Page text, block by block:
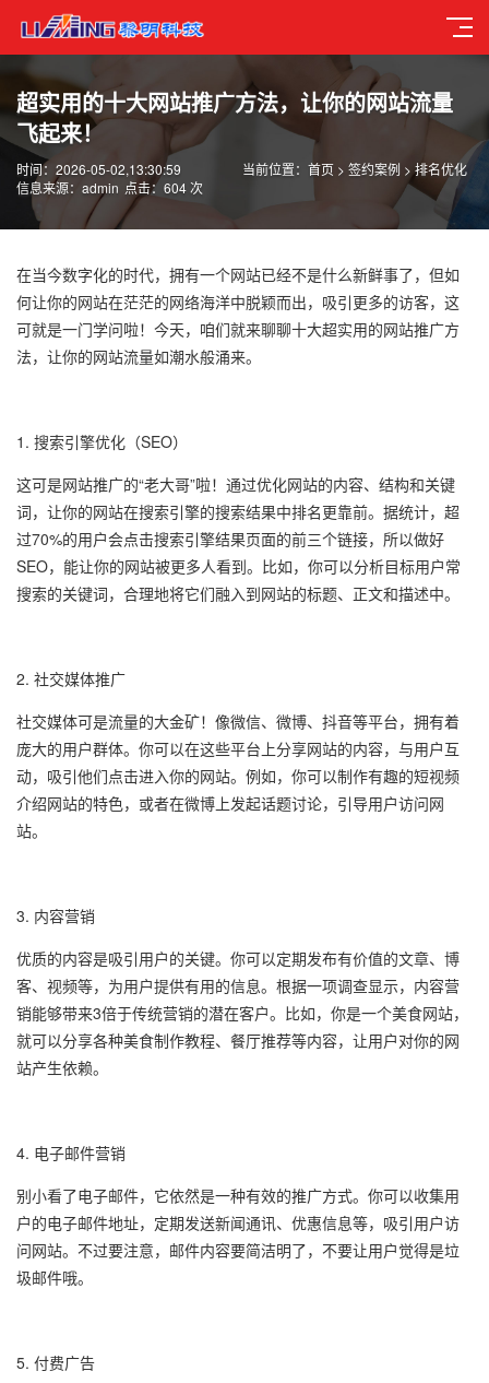
超实用的十大网站推广方法，让你的网站流量
飞起来！
当前位置： 首页 > 签约案例 > 排名优化
时间：2026-05-02,13:30:59
信息来源：admin 点击：604 次
在当今数字化的时代，拥有一个网站已经不是什么新鲜事了，但如
何让你的网站在茫茫的网络海洋中脱颖而出，吸引更多的访客，这
可就是一门学问啦！今天，咱们就来聊聊十大超实用的网站推广方
法，让你的网站流量如潮水般涌来。
1. 搜索引擎优化（SEO）
这可是网站推广的“老大哥”啦！通过优化网站的内容、结构和关键
词，让你的网站在搜索引擎的搜索结果中排名更靠前。据统计，超
过70%的用户会点击搜索引擎结果页面的前三个链接，所以做好
SEO，能让你的网站被更多人看到。比如，你可以分析目标用户常
搜索的关键词，合理地将它们融入到网站的标题、正文和描述中。
2. 社交媒体推广
社交媒体可是流量的大金矿！像微信、微博、抖音等平台，拥有着
庞大的用户群体。你可以在这些平台上分享网站的内容，与用户互
动，吸引他们点击进入你的网站。例如，你可以制作有趣的短视频
介绍网站的特色，或者在微博上发起话题讨论，引导用户访问网
站。
3. 内容营销
优质的内容是吸引用户的关键。你可以定期发布有价值的文章、博
客、视频等，为用户提供有用的信息。根据一项调查显示，内容营
销能够带来3倍于传统营销的潜在客户。比如，你是一个美食网站，
就可以分享各种美食制作教程、餐厅推荐等内容，让用户对你的网
站产生依赖。
4. 电子邮件营销
别小看了电子邮件，它依然是一种有效的推广方式。你可以收集用
户的电子邮件地址，定期发送新闻通讯、优惠信息等，吸引用户访
问网站。不过要注意，邮件内容要简洁明了，不要让用户觉得是垃
圾邮件哦。
5. 付费广告